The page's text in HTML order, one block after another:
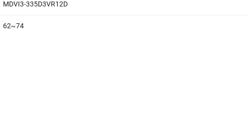
MDVI3-335D3VR12D
62~74